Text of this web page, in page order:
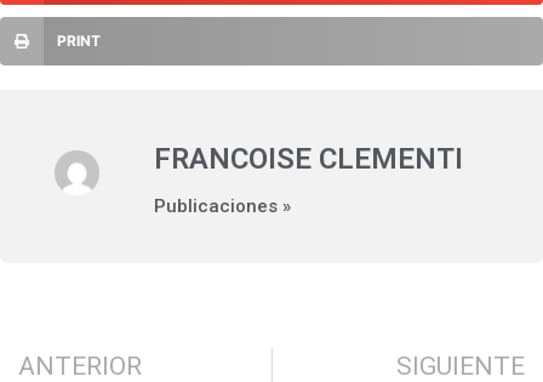
PRINT
FRANCOISE CLEMENTI
Publicaciones »
ANTERIOR SIGUIENTE